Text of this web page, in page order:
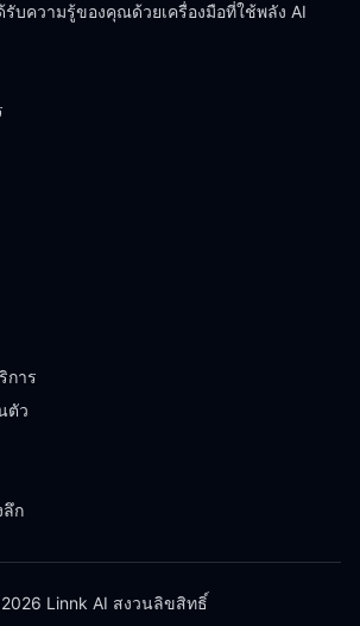
รับความรู้ของคุณด้วยเครื่องมือที่ใช้พลัง AI
การ
ตัว
ลึก
Linnk AI สงวนลิขสิทธิ์